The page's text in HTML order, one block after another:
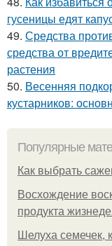
гусеницы едят
49. Средства
средства от
растения
50. Весенняя
кустарников:
Популярные
Как выбрать
Восхождение
продукта
Шелуха семечек,